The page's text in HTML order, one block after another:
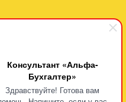
Консультант «Альфа-
Бухгалтер»
Здравствуйте! Готова вам